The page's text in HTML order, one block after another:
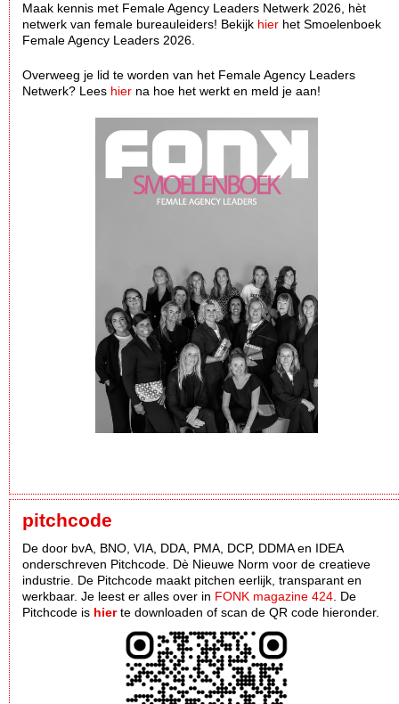
Maak kennis met Female Agency Leaders Netwerk 2026, hèt
netwerk van female bureauleiders! Bekijk hier het Smoelenboek
Female Agency Leaders 2026.
Overweeg je lid te worden van het Female Agency Leaders
Netwerk? Lees hier na hoe het werkt en meld je aan!
pitchcode
De door bvA, BNO, VIA, DDA, PMA, DCP, DDMA en IDEA
onderschreven Pitchcode. Dè Nieuwe Norm voor de creatieve
industrie. De Pitchcode maakt pitchen eerlijk, transparant en
werkbaar. Je leest er alles over in FONK magazine 424 . De
Pitchcode is hierte downloaden of scan de QR code hieronder.